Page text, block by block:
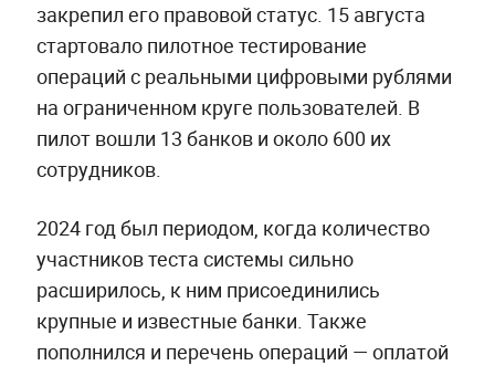
закрепил его правовой статус. 15 августа
стартовало пилотное тестирование
операций с реальными цифровыми рублями
на ограниченном круге пользователей. В
пилот вошли 13 банков и около 600 их
сотрудников.
2024 год был периодом, когда количество
участников теста системы сильно
расширилось, к ним присоединились
крупные и известные банки. Также
пополнился и перечень операций — оплатой